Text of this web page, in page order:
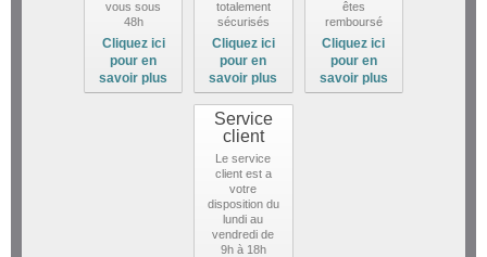
vous sous
48h
Cliquez ici
pour en
savoir plus
totalement
sécurisés
Cliquez ici
pour en
savoir plus
êtes
remboursé
Cliquez ici
pour en
savoir plus
Service
client
Le service
client est a
votre
disposition du
lundi au
vendredi de
9h à 18h